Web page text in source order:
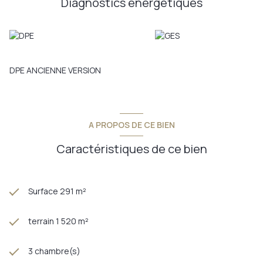
portail électrique, de nombreux placards de rangements et se
l'autoroute, de la frontière Allemande et de la zone d'activité
commerciale de Seltz
DPE ANCIENNE VERSION
A PROPOS DE CE BIEN
Caractéristiques de ce bien
Surface 291 m²
terrain 1 520 m²
3 chambre(s)